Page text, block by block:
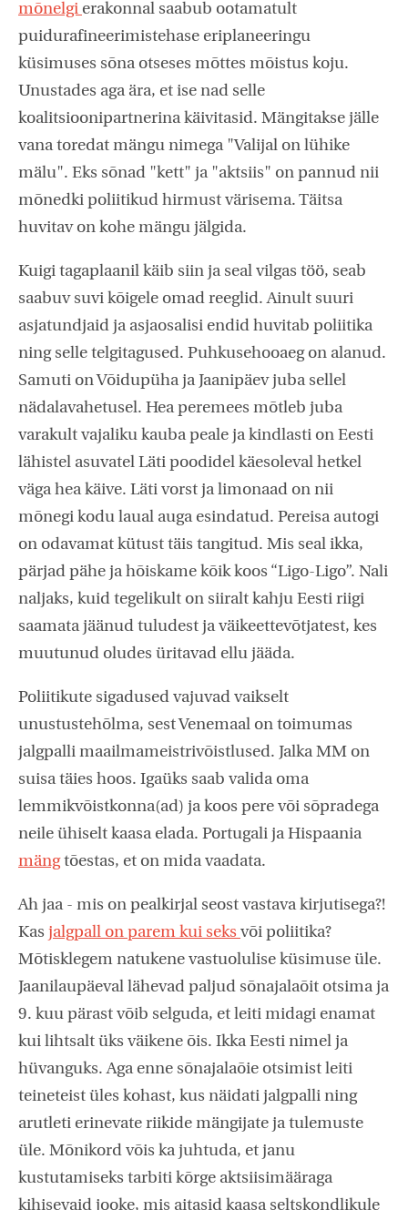
mõnelgi erakonnal saabub ootamatult
puidurafineerimistehase eriplaneeringu
küsimuses sõna otseses mõttes mõistus koju.
Unustades aga ära, et ise nad selle
koalitsioonipartnerina käivitasid. Mängitakse jälle
vana toredat mängu nimega "Valijal on lühike
mälu". Eks sõnad "kett" ja "aktsiis" on pannud nii
mõnedki poliitikud hirmust värisema. Täitsa
huvitav on kohe mängu jälgida.
Kuigi tagaplaanil käib siin ja seal vilgas töö, seab
saabuv suvi kõigele omad reeglid. Ainult suuri
asjatundjaid ja asjaosalisi endid huvitab poliitika
ning selle telgitagused. Puhkusehooaeg on alanud.
Samuti on Võidupüha ja Jaanipäev juba sellel
nädalavahetusel. Hea peremees mõtleb juba
varakult vajaliku kauba peale ja kindlasti on Eesti
lähistel asuvatel Läti poodidel käesoleval hetkel
väga hea käive. Läti vorst ja limonaad on nii
mõnegi kodu laual auga esindatud. Pereisa autogi
on odavamat kütust täis tangitud. Mis seal ikka,
pärjad pähe ja hõiskame kõik koos “Ligo-Ligo”. Nali
naljaks, kuid tegelikult on siiralt kahju Eesti riigi
saamata jäänud tuludest ja väikeettevõtjatest, kes
muutunud oludes üritavad ellu jääda.
Poliitikute sigadused vajuvad vaikselt
unustustehõlma, sest Venemaal on toimumas
jalgpalli maailmameistrivõistlused. Jalka MM on
suisa täies hoos. Igaüks saab valida oma
lemmikvõistkonna(ad) ja koos pere või sõpradega
neile ühiselt kaasa elada. Portugali ja Hispaania
mängtõestas, et on mida vaadata.
Ah jaa - mis on pealkirjal seost vastava kirjutisega?!
Kas jalgpall on parem kui seks või poliitika?
Mõtisklegem natukene vastuolulise küsimuse üle.
Jaanilaupäeval lähevad paljud sõnajalaõit otsima ja
9. kuu pärast võib selguda, et leiti midagi enamat
kui lihtsalt üks väikene õis. Ikka Eesti nimel ja
hüvanguks. Aga enne sõnajalaõie otsimist leiti
teineteist üles kohast, kus näidati jalgpalli ning
arutleti erinevate riikide mängijate ja tulemuste
üle. Mõnikord võis ka juhtuda, et janu
kustutamiseks tarbiti kõrge aktsiisimääraga
kihisevaid jooke, mis aitasid kaasa seltskondlikule